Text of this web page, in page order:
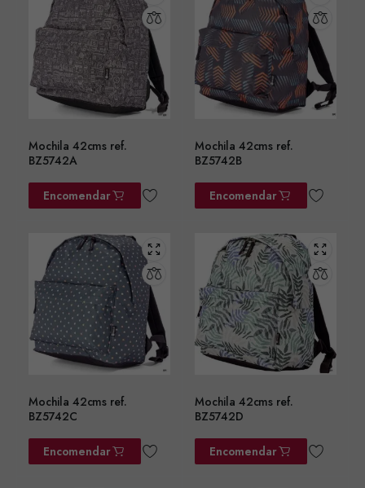
Mochila 42cms ref.
BZ5742A
Encomendar
Mochila 42cms ref.
BZ5742B
Encomendar
Mochila 42cms ref.
BZ5742C
Encomendar
Mochila 42cms ref.
BZ5742D
Encomendar